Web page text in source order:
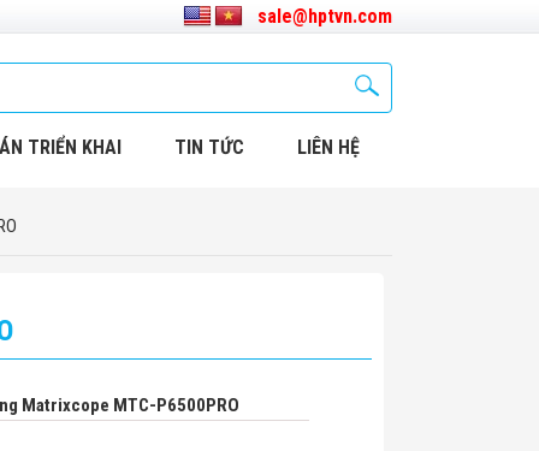
sale@hptvn.com
TRIỂN KHAI TIN TỨC LIÊN HỆ
Matrixcope MTC-P6500PRO